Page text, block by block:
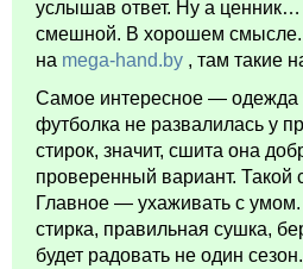
услышав ответ. Ну а
смешной. В хорошем смысле.
на mega-hand.by , там такие
Самое интересное — одежда
футболка не развалилась у
стирок, значит, сшита она
проверенный вариант. Такой
Главное — ухаживать с
стирка, правильная сушка,
будет радовать не один